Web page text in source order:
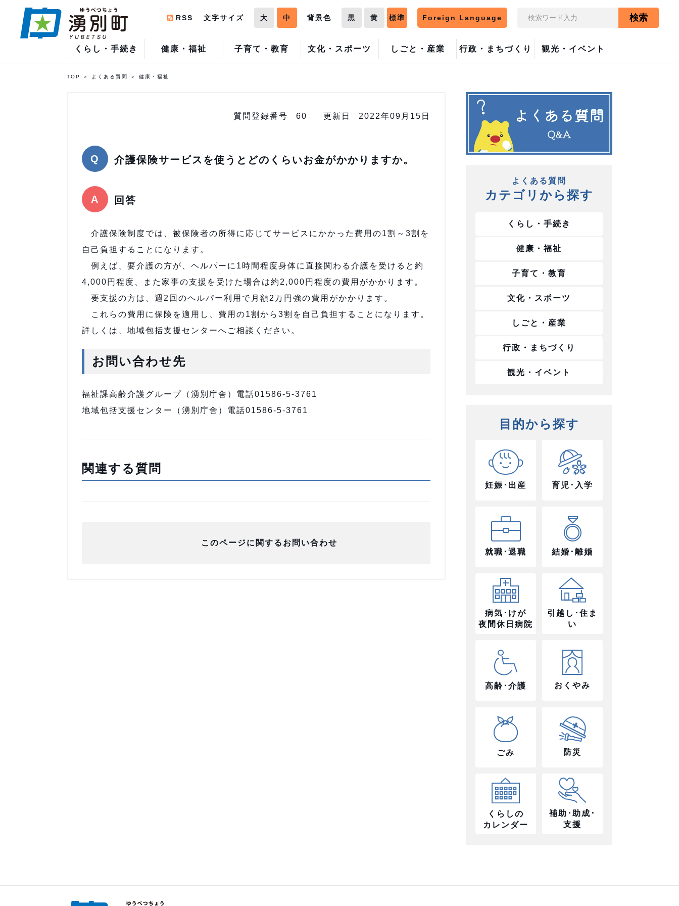
くらし・手続き 健康・福祉 子育て・教育 文化・スポーツ しごと・産業 行政・まちづくり 観光・イベント
RSS 文字サイズ 大 中 背景色 黒 黄 標準 Foreign Language 検索
TOP よくある質問 健康・福祉
質問登録番号 60 更新日 2022年09月15日
介護保険サービスを使うとどのくらいお金がかかりますか。
回答
介護保険制度では、被保険者の所得に応じてサービスにかかった費用の1割～3割を
自己負担することになります。
例えば、要介護の方が、ヘルパーに1時間程度身体に直接関わる介護を受けると約
4,000円程度、また家事の支援を受けた場合は約2,000円程度の費用がかかります。
要支援の方は、週2回のヘルパー利用で月額2万円強の費用がかかります。
これらの費用に保険を適用し、費用の1割から3割を自己負担することになります。
詳しくは、地域包括支援センターへご相談ください。
お問い合わせ先
福祉課高齢介護グループ（湧別庁舎）電話01586-5-3761
地域包括支援センター（湧別庁舎）電話01586-5-3761
関連する質問
このページに関するお問い合わせ
よくある質問
カテゴリから探す
くらし・手続き
健康・福祉
子育て・教育
文化・スポーツ
しごと・産業
行政・まちづくり
観光・イベント
目的から探す
妊娠･出産 育児･入学
就職･退職 結婚･離婚
病気･けが
夜間休日病院
引越し･住ま
い
高齢･介護 おくやみ
ごみ 防災
くらしの
カレンダー
補助･助成･
支援